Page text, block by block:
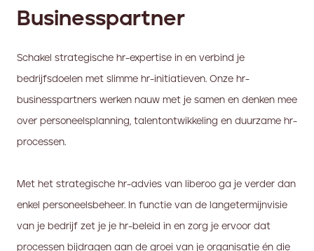
Businesspartner
Schakel strategische hr-expertise in en verbind je
bedrijfsdoelen met slimme hr-initiatieven. Onze hr-
businesspartners werken nauw met je samen en denken mee
over personeelsplanning, talentontwikkeling en duurzame hr-
processen.
Met het strategische hr-advies van liberoo ga je verder dan
enkel personeelsbeheer. In functie van de langetermijnvisie
van je bedrijf zet je je hr-beleid in en zorg je ervoor dat
processen bijdragen aan de groei van je organisatie én die